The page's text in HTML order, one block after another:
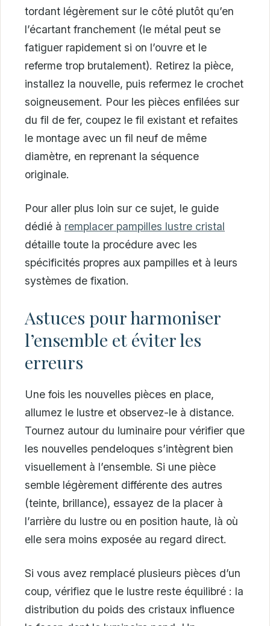
tordant légèrement sur le côté plutôt qu’en
l’écartant franchement (le métal peut se
fatiguer rapidement si on l’ouvre et le
referme trop brutalement). Retirez la pièce,
installez la nouvelle, puis refermez le crochet
soigneusement. Pour les pièces enfilées sur
du fil de fer, coupez le fil existant et refaites
le montage avec un fil neuf de même
diamètre, en reprenant la séquence
originale.
Pour aller plus loin sur ce sujet, le guide
dédié à remplacer pampilles lustre cristal
détaille toute la procédure avec les
spécificités propres aux pampilles et à leurs
systèmes de fixation.
Astuces pour harmoniser
l’ensemble et éviter les
erreurs
Une fois les nouvelles pièces en place,
allumez le lustre et observez-le à distance.
Tournez autour du luminaire pour vérifier que
les nouvelles pendeloques s’intègrent bien
visuellement à l’ensemble. Si une pièce
semble légèrement différente des autres
(teinte, brillance), essayez de la placer à
l’arrière du lustre ou en position haute, là où
elle sera moins exposée au regard direct.
Si vous avez remplacé plusieurs pièces d’un
coup, vérifiez que le lustre reste équilibré : la
distribution du poids des cristaux influence